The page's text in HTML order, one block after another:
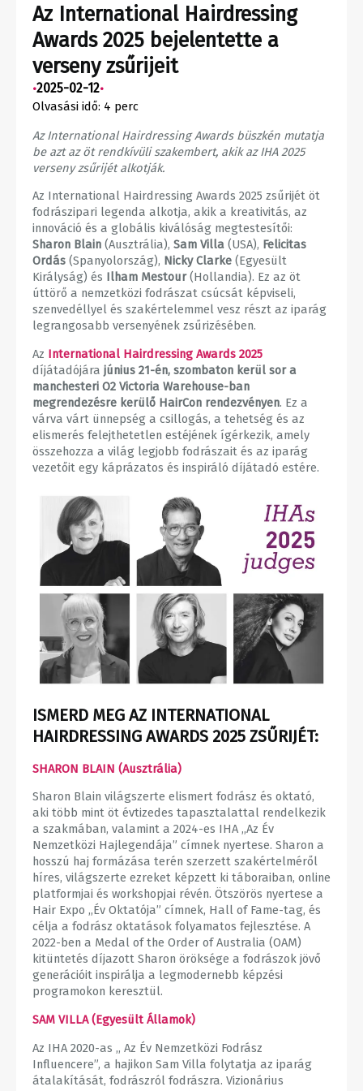
Az International Hairdressing
Awards 2025 bejelentette a
verseny zsűrijeit
•2025-02-12•
Olvasási idő: 4 perc
Az International Hairdressing Awards büszkén mutatja
be azt az öt rendkívüli szakembert, akik az IHA 2025
verseny zsűrijét alkotják.
Az International Hairdressing Awards 2025 zsűrijét öt
fodrászipari legenda alkotja, akik a kreativitás, az
innováció és a globális kiválóság megtestesítői:
Sharon Blain (Ausztrália), Sam Villa (USA), Felicitas
Ordás (Spanyolország), Nicky Clarke (Egyesült
Királyság) és Ilham Mestour(Hollandia). Ez az öt
úttörő a nemzetközi fodrászat csúcsát képviseli,
szenvedéllyel és szakértelemmel vesz részt az iparág
legrangosabb versenyének zsűrizésében.
Az International Hairdressing Awards 2025
díjátadójára június 21-én, szombaton kerül sor a
manchesteri O2 Victoria Warehouse-ban
megrendezésre kerülő HairCon rendezvényen. Ez a
várva várt ünnepség a csillogás, a tehetség és az
elismerés felejthetetlen estéjének ígérkezik, amely
összehozza a világ legjobb fodrászait és az iparág
vezetőit egy káprázatos és inspiráló díjátadó estére.
ISMERD MEG AZ INTERNATIONAL
HAIRDRESSING AWARDS 2025 ZSŰRIJÉT:
SHARON BLAIN (Ausztrália)
Sharon Blain világszerte elismert fodrász és oktató,
aki több mint öt évtizedes tapasztalattal rendelkezik
a szakmában, valamint a 2024-es IHA ,,Az Év
Nemzetközi Hajlegendája” címnek nyertese. Sharon a
hosszú haj formázása terén szerzett szakértelméről
híres, világszerte ezreket képzett ki táboraiban, online
platformjai és workshopjai révén. Ötszörös nyertese a
Hair Expo ,,Év Oktatója” címnek, Hall of Fame-tag, és
célja a fodrász oktatások folyamatos fejlesztése. A
2022-ben a Medal of the Order of Australia (OAM)
kitüntetés díjazott Sharon öröksége a fodrászok jövő
generációit inspirálja a legmodernebb képzési
programokon keresztül.
SAM VILLA (Egyesült Államok)
Az IHA 2020-as ,, Az Év Nemzetközi Fodrász
Influencere”, a hajikon Sam Villa folytatja az iparág
átalakítását, fodrászról fodrászra. Vizionárius